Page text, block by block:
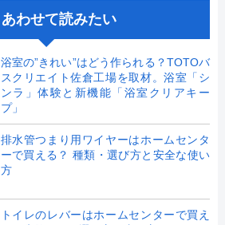
あわせて読みたい
浴室の”きれい”はどう作られる？TOTOバ
スクリエイト佐倉工場を取材。浴室「シ
ンラ」体験と新機能「浴室クリアキー
プ」
排水管つまり用ワイヤーはホームセンタ
ーで買える？ 種類・選び方と安全な使い
方
トイレのレバーはホームセンターで買え